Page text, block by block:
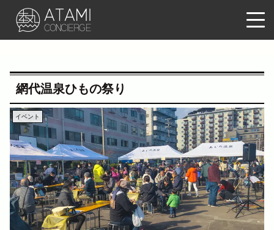
網代温泉ひもの祭り
イベント